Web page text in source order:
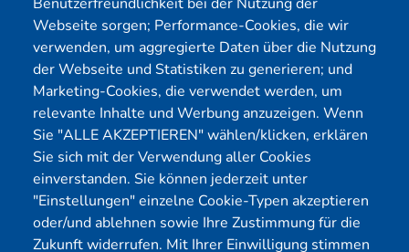
Webseite sorgen; Performance-Cookies, die wir
verwenden, um aggregierte Daten über die Nutzung
der Webseite und Statistiken zu generieren; und
Marketing-Cookies, die verwendet werden, um
relevante Inhalte und Werbung anzuzeigen. Wenn
Sie "ALLE AKZEPTIEREN" wählen/klicken, erklären
Sie sich mit der Verwendung aller Cookies
einverstanden. Sie können jederzeit unter
"Einstellungen" einzelne Cookie-Typen akzeptieren
oder/und ablehnen sowie Ihre Zustimmung für die
Zukunft widerrufen. Mit Ihrer Einwilligung stimmen
Menü
Cybersecurity
Pentest Anbieter
Pentest Kosten Rechner
KMU CyberRisikoCheck
OT-Security
Physical Pentest
Über uns
Förderungen
Kontakt
Blog
Karriere
Datenschutz
Impressum